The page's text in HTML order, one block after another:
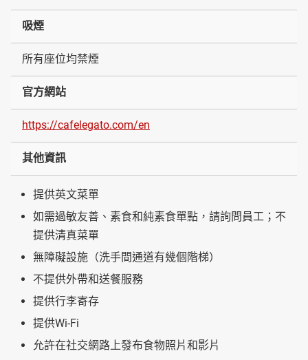
吸煙
所有座位均禁煙
官方網站
https://cafelegato.com/en
其他資訊
提供英文菜單
如需過敏友善、素食和純素食單點，請詢問員工；不
提供清真菜單
無障礙設施（洗手間通道有幾個階梯）
不提供外帶和送餐服務
提供行李寄存
提供Wi-Fi
允許在社交網路上發布食物照片和影片